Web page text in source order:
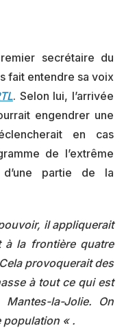
secrétaire du
fait entendre sa voix
. Selon lui, l’arrivée
engendrer une
en cas
de l’extrême
partie de la
il appliquerait
à la frontière quatre
provoquerait des
à tout ce qui est
la-Jolie. On
population « .